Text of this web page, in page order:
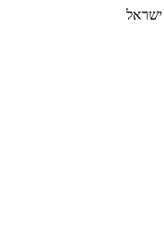
ישראל